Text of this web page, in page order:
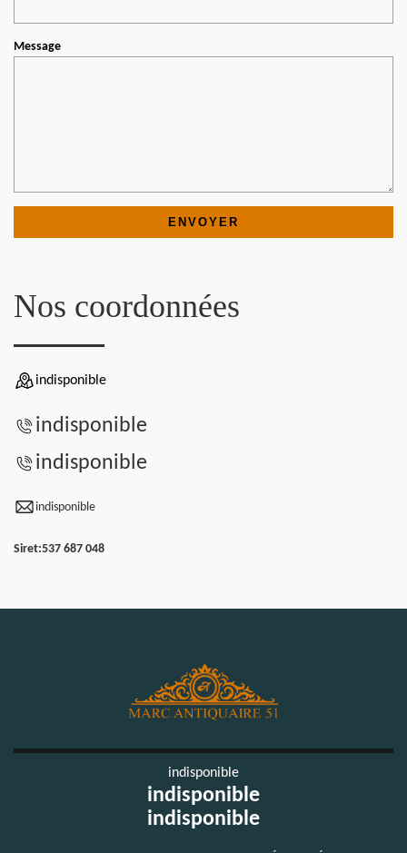
Message
Nos coordonnées
indisponible
indisponible
indisponible
indisponible
Siret:537 687 048
indisponible
indisponible
indisponible